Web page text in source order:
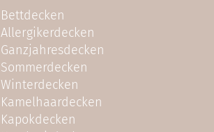
Bettdecken
Allergikerdecken
Ganzjahresdecken
Sommerdecken
Winterdecken
Kamelhaardecken
Kapokdecken